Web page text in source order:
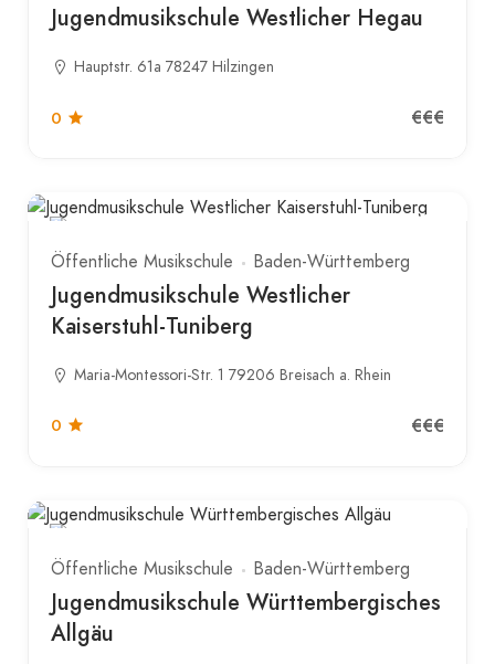
Jugendmusikschule Westlicher Hegau
Hauptstr. 61a 78247 Hilzingen
0 €€€
Öffentliche Musikschule Baden-Württemberg
Jugendmusikschule Westlicher
Kaiserstuhl-Tuniberg
Maria-Montessori-Str. 1 79206 Breisach a. Rhein
0 €€€
Öffentliche Musikschule Baden-Württemberg
Jugendmusikschule Württembergisches
Allgäu